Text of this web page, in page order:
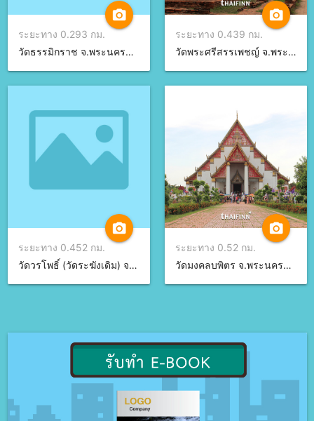
camera_alt
ระยะทาง 0.293 กม.
วัดธรรมิกราช จ.พระนครศรีอยุธยา
camera_alt
ระยะทาง 0.439 กม.
วัดพระศรีสรรเพชญ์ จ.พระนครศรีอยุธยา
camera_alt
ระยะทาง 0.452 กม.
วัดวรโพธิ์ (วัดระฆังเดิม) จ.พระนครศรีอยุธยา
camera_alt
ระยะทาง 0.52 กม.
วัดมงคลบพิตร จ.พระนครศรีอยุธยา